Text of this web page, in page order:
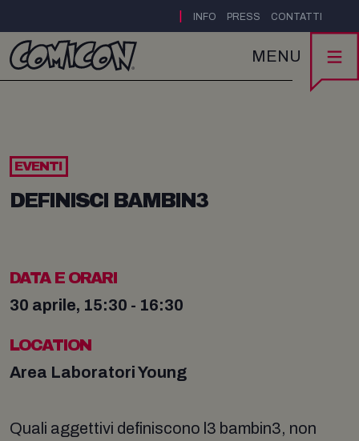
INFO PRESS CONTATTI
MENU
EVENTI
DEFINISCI BAMBIN3
DATA E ORARI
30 aprile, 15:30 - 16:30
LOCATION
Area Laboratori Young
Quali aggettivi definiscono l3 bambin3, non